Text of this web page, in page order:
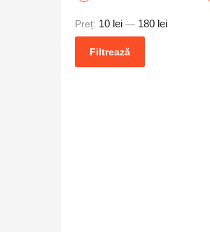
Filtrează
Preț: 10 lei — 180 lei